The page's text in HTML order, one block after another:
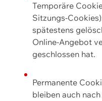
Temporäre
Sitzungs-
spätestens
Online-Angebot
geschlossen hat.
Permanente
bleiben auch